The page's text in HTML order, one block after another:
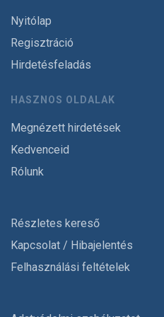
Nyitólap
Regisztráció
Hirdetésfeladás
HASZNOS OLDALAK
Megnézett hirdetések
Kedvenceid
Rólunk
Részletes kereső
Kapcsolat / Hibajelentés
Felhasználási feltételek